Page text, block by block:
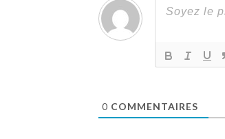
0 COMMENTAIRES